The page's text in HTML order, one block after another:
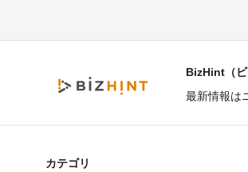
BizHint（ビ
最新情報は
カテゴリ